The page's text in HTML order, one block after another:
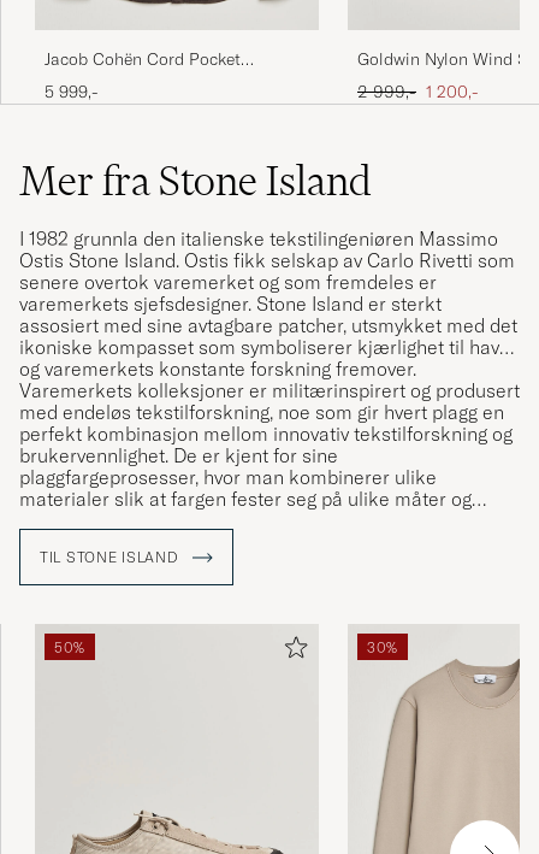
Jacob Cohën Cord Pocket
Overshirt Brown
5 999,-
Goldwin Nylon Wind
Beige
Ordinær pris
2 999,- Nedsatt pris
1 200,-
Mer fra Stone Island
I 1982 grunnla den italienske tekstilingeniøren Massimo
Ostis Stone Island. Ostis fikk selskap av Carlo Rivetti som
senere overtok varemerket og som fremdeles er
varemerkets sjefsdesigner. Stone Island er sterkt
assosiert med sine avtagbare patcher, utsmykket med det
ikoniske kompasset som symboliserer kjærlighet til havet
og varemerkets konstante forskning fremover.
Varemerkets kolleksjoner er militærinspirert og produsert
med endeløs tekstilforskning, noe som gir hvert plagg en
perfekt kombinasjon mellom innovativ tekstilforskning og
brukervennlighet. De er kjent for sine
plaggfargeprosesser, hvor man kombinerer ulike
materialer slik at fargen fester seg på ulike måter og
TIL STONE ISLAND
50% 30%